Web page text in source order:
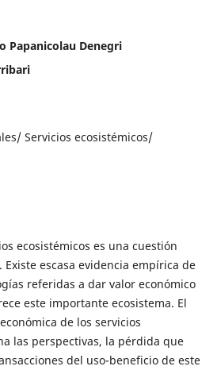
Papanicolau Denegri
Servicios ecosistémicos/
ecosistémicos es una cuestión
escasa evidencia empírica de
referidas a dar valor económico
este importante ecosistema. El
de los servicios
las perspectivas, la pérdida que
del uso-beneficio de este